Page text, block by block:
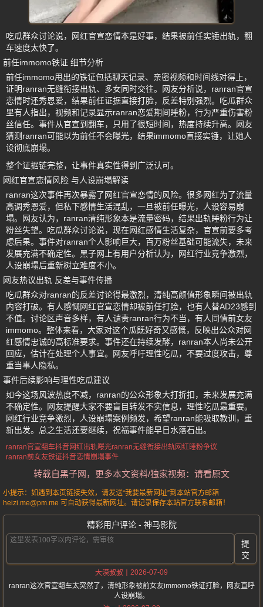
吃瓜群众讨论说，网红官宣恋情本是好事，结果被前任实锤出轨，翻
车速度太快了。
前任immomo铁证 细节分析
前任immomo甩出的铁证包括聊天记录、亲密视频和时间线对得上，
证明ranran无缝衔接出轨、多女同时交往。网友分析说，ranran官宣
恋情时还秀恩爱，结果前任证据直接打脸，反差特别强烈。吃瓜群众
里有人指出，视频和记录显示ranran恋爱期间睡粉，行为严重伤害粉
丝信任。事件从官宣到翻车，只用了很短时间，热度持续升高。网友
猜测ranran可能以为前任不会曝光，结果immomo直接实锤，让她人
设彻底崩塌。
整个证据链完整，让事件真实性得到广泛认可。
网红官宣恋情风险 与人设崩塌解读
ranran这次事件再次暴露了网红官宣恋情的风险。很多网红为了流量
高调秀恩爱，但私下感情生活混乱，一旦被前任曝光，人设容易崩
塌。网友认为，ranran清纯形象本是流量密码，结果出轨睡粉行为让
粉丝失望。吃瓜群众讨论说，现在网红感情生活复杂，官宣前要多考
虑后果。事件对ranran个人影响巨大，百万粉丝基础可能流失，未来
发展充满不确定性。黑子网上有用户分析认为，网红行业竞争激烈，
人设崩塌后重新树立难度不小。
网友热议出轨 反差与事件传播
吃瓜群众对ranran的反差讨论得最激烈，清纯高颜值形象瞬间被出轨
内容打破。有人感慨网红官宣恋情却被前任打脸，也有人替AD23感到
不值。讨论区声音多样，有人谴责ranran行为不当，有人同情前女友
immomo。整体来看，大家对这个瓜既好奇又感慨，反映出公众对网
红感情忠诚的高标准要求。事件还在持续发酵，ranran本人尚未公开
回应，估计在处理个人事宜。网友呼吁理性吃瓜，不要过度攻击，尊
重当事人隐私。
事件后续影响与理性吃瓜建议
如今这场风波热度不减，ranran的公众形象大打折扣，未来发展充满
不确定性。网友提醒大家不要盲目转发不实信息，理性吃瓜最重要。
网红行业竞争激烈，人设崩塌案例频发，希望ranran能吸取教训，重
新出发。总之生活还要继续，祝福事件能早日水落石出。
ranran官宣翻车抖音网红出轨曝光ranran无缝衔接出轨网红睡粉争议
ranran前女友铁证抖音恋情崩塌事件
转载自黑子网，更多本文资料/独家视频：请看原文
小提示：如遇到本页链接失效，请发送“我要最新网址”到本站官方邮箱
heizi.me@pm.me 可自动获得最新网址。请记录保存本站官方联系邮箱！
精彩用户评论 - 神马影院
提
交
大漠叔叔
2026-07-09
ranran这次官宣翻车太突然了，清纯形象被前女友immomo铁证打脸，网友直呼
人设崩塌。